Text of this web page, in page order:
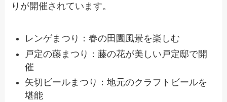
りが開催されています。
レンゲまつり：春の田園風景を楽しむ
戸定の藤まつり：藤の花が美しい戸定邸で開
催
矢切ビールまつり：地元のクラフトビールを
堪能